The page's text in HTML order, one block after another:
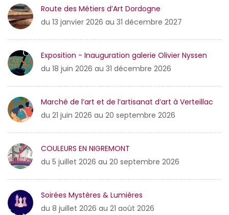
Route des Métiers d’Art Dordogne
du 13 janvier 2026 au 31 décembre 2027
Exposition - Inauguration galerie Olivier Nyssen
du 18 juin 2026 au 31 décembre 2026
Marché de l’art et de l’artisanat d’art à Verteillac
du 21 juin 2026 au 20 septembre 2026
COULEURS EN NIGREMONT
du 5 juillet 2026 au 20 septembre 2026
Soirées Mystères & Lumières
du 8 juillet 2026 au 21 août 2026